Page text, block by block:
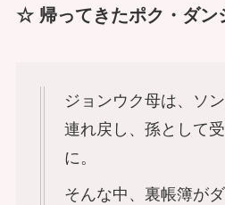
☆ 帰ってきたポク・ダン
ジョンウク母は、ソ
連れ戻し、孫として
に。
そんな中、裏帳簿が